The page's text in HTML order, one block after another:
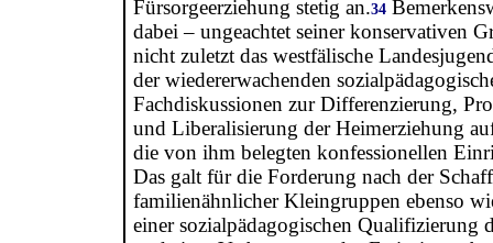
Fürsorgeerziehung stetig an.34
dabei – ungeachtet seiner konservativen
nicht zuletzt das westfälische
der wiedererwachenden
Fachdiskussionen zur Differenzierung,
und Liberalisierung der Heimerziehung
die von ihm belegten konfessionellen
Das galt für die Forderung nach der
familienähnlicher Kleingruppen ebenso
einer sozialpädagogischen Qualifizierung